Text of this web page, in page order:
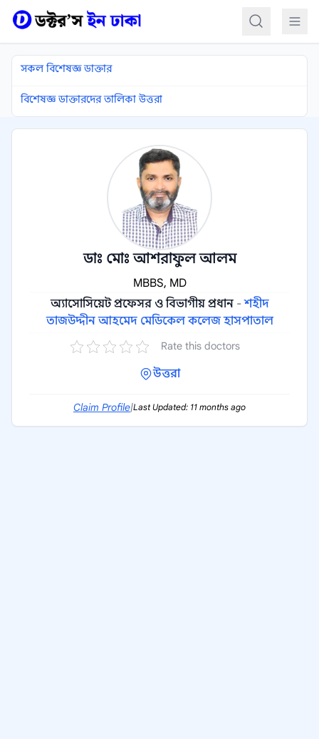
সকল বিশেষজ্ঞ ডাক্তার
বিশেষজ্ঞ ডাক্তারদের তালিকা উত্তরা
ডাঃ মোঃ আশরাফুল আলম
MBBS, MD
অ্যাসোসিয়েট প্রফেসর ও বিভাগীয় প্রধান -শহীদ
তাজউদ্দীন আহমেদ মেডিকেল কলেজ হাসপাতাল
Rate this doctors
উত্তরা
Claim Profile|Last Updated: 11 months ago